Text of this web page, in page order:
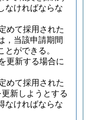
なければならな
めて採用された
，当該申請期間
ができる。
更新する場合に
めて採用された
新しようとする
なければならな